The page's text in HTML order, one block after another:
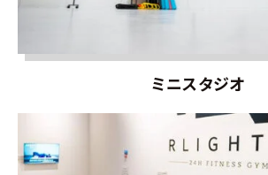
ミニスタジオ